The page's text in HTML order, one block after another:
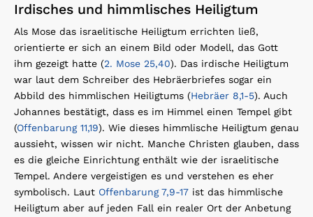
Irdisches und himmlisches Heiligtum
Als Mose das israelitische Heiligtum errichten ließ,
orientierte er sich an einem Bild oder Modell, das Gott
ihm gezeigt hatte (2. Mose 25,40). Das irdische Heiligtum
war laut dem Schreiber des Hebräerbriefes sogar ein
Abbild des himmlischen Heiligtums (Hebräer 8,1-5). Auch
Johannes bestätigt, dass es im Himmel einen Tempel gibt
(Offenbarung 11,19). Wie dieses himmlische Heiligtum genau
aussieht, wissen wir nicht. Manche Christen glauben, dass
es die gleiche Einrichtung enthält wie der israelitische
Tempel. Andere vergeistigen es und verstehen es eher
symbolisch. Laut Offenbarung 7,9-17 ist das himmlische
Heiligtum aber auf jeden Fall ein realer Ort der Anbetung